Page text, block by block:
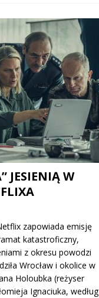
JESIENIĄ W
zapowiada emisję
katastroficzny,
z okresu powodzi
Wrocław i okolice w
Holoubka (reżyser
Ignaciuka, według